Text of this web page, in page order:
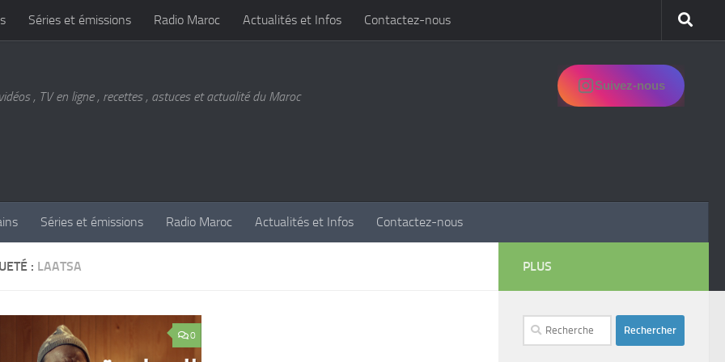
Séries et émissions Radio Maroc Actualités et Infos Contactez-nous
, TV en ligne , recettes , astuces et actualité du Maroc
Suivez-nous
Séries et émissions Radio Maroc Actualités et Infos Contactez-nous
: LAATSA
0
PLUS
Rechercher :